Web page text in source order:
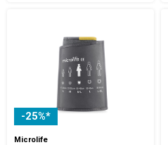
-25%*
Microlife